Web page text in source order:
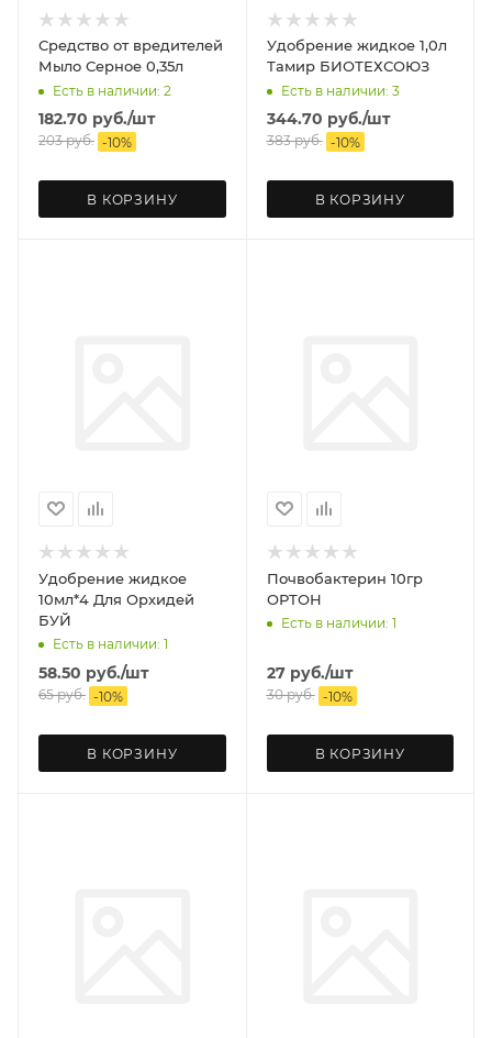
Средство от вредителей
Мыло Серное 0,35л
Есть в наличии: 2
182.70 руб./шт
203руб. -10%
В КОРЗИНУ
Удобрение жидкое 1,0л
Тамир БИОТЕХСОЮЗ
Есть в наличии: 3
344.70 руб./шт
383руб. -10%
В КОРЗИНУ
Удобрение жидкое
10мл*4 Для Орхидей
БУЙ
Есть в наличии: 1
58.50 руб./шт
65руб. -10%
В КОРЗИНУ
Почвобактерин 10гр
ОРТОН
Есть в наличии: 1
27руб./шт
30руб. -10%
В КОРЗИНУ